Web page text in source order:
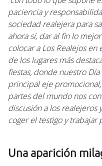
paciencia y
sociedad realejera para
ahora sí, dar al fin lo
colocar a Los Realejos
de los lugares más
fiestas, donde nuestro
principal eje
partes del mundo nos
discusión a los realejeros
coger el testigo y trabajar
Una aparición